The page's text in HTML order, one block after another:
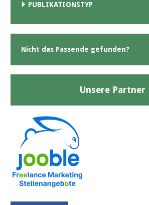
PUBLIKATIONSTYP
Nicht das Passende gefunden?
Unsere Partner